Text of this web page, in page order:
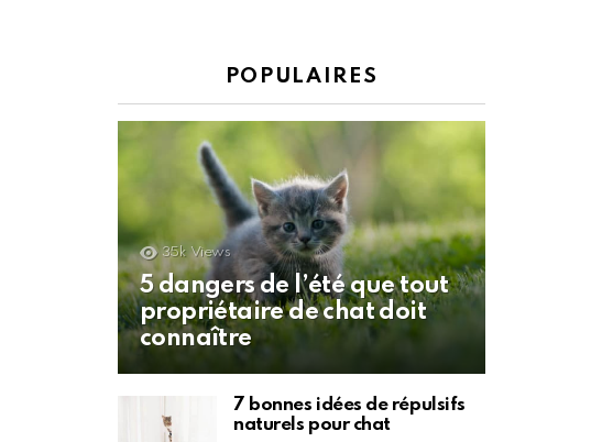
POPULAIRES
35k Views
5 dangers de l’été que tout
propriétaire de chat doit
connaître
7 bonnes idées de répulsifs
naturels pour chat